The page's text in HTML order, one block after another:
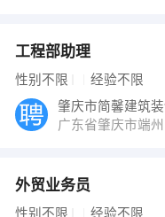
工程部助理
性别不限 经验不限
广东省肇庆市端
外贸业务员
性别不限 经验不限